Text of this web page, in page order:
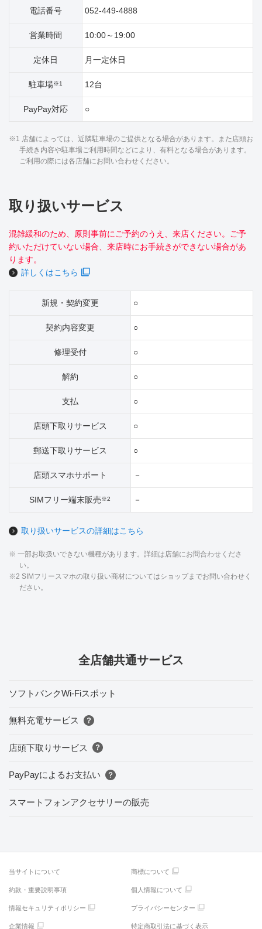
電話番号 052-449-4888
営業時間 10:00～19:00
定休日 月一定休日
駐車場※1 12台
PayPay対応 ○
※1 店舗によっては、近隣駐車場のご提供となる場合があります。また店頭お
手続き内容や駐車場ご利用時間などにより、有料となる場合があります。
ご利用の際には各店舗にお問い合わせください。
取り扱いサービス
混雑緩和のため、原則事前にご予約のうえ、来店ください。ご予
約いただけていない場合、来店時にお手続きができない場合があ
ります。
詳しくはこちら
新規・契約変更 ○
契約内容変更 ○
修理受付 ○
解約 ○
支払 ○
店頭下取りサービス ○
郵送下取りサービス ○
店頭スマホサポート －
SIMフリー端末販売※2 －
取り扱いサービスの詳細はこちら
※ 一部お取扱いできない機種があります。詳細は店舗にお問合わせくださ
い。
※2 SIMフリースマホの取り扱い商材についてはショップまでお問い合わせく
ださい。
全店舗共通サービス
ソフトバンクWi-Fiスポット
無料充電サービス
店頭下取りサービス
PayPayによるお支払い
スマートフォンアクセサリーの販売
当サイトについて 商標について
約款・重要説明事項 個人情報について
情報セキュリティポリシー プライバシーセンター
企業情報 特定商取引法に基づく表示